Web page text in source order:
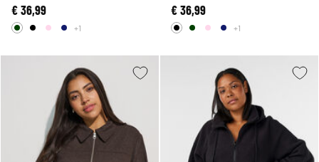
€ 36,99
+1
€ 36,99
+1